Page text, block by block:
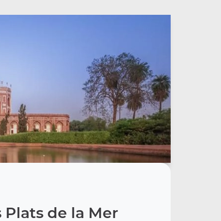
Plats de la Mer